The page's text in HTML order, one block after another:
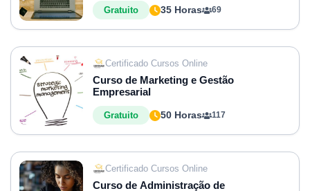
35 Horas
Gratuito 69
Certificado Cursos Online
Curso de Marketing e Gestão
Empresarial
50 Horas
Gratuito 117
Certificado Cursos Online
Curso de Administração de